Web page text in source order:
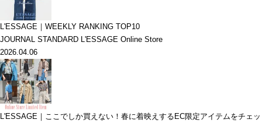
L'ESSAGE｜WEEKLY RANKING TOP10
JOURNAL STANDARD L'ESSAGE Online Store
2026.04.06
L'ESSAGE｜ここでしか買えない！春に着映えするEC限定アイテムをチェッ